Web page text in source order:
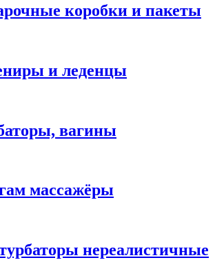
коробки и пакеты
и леденцы
вагины
массажёры
нереалистичные